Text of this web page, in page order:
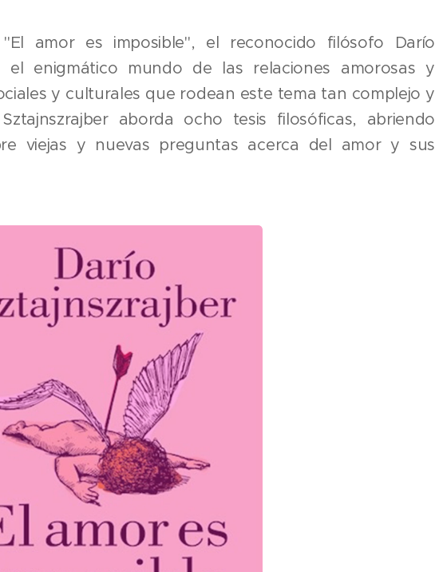
amor es imposible", el reconocido filósofo Darío
el enigmático mundo de las relaciones amorosas y
y culturales que rodean este tema tan complejo y
aborda ocho tesis filosóficas, abriendo
viejas y nuevas preguntas acerca del amor y sus